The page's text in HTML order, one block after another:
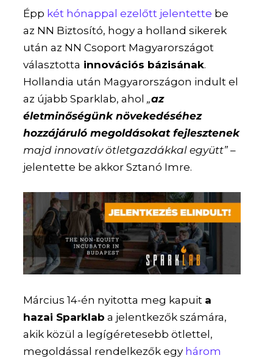
Épp két hónappal ezelőtt jelentette be
az NN Biztosító, hogy a holland sikerek
után az NN Csoport Magyarországot
választotta innovációs bázisának.
Hollandia után Magyarországon indult el
az újabb Sparklab, ahol„az
életminőségünk növekedéséhez
hozzájáruló megoldásokat fejlesztenek
majd innovatív ötletgazdákkal együtt” –
jelentette be akkor Sztanó Imre.
Március 14-én nyitotta meg kapuit a
hazai Sparklab a jelentkezők számára,
akik közül a legígéretesebb ötlettel,
megoldással rendelkezők egy három